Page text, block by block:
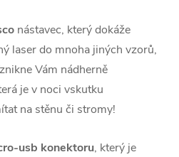
nástavec, který dokáže
laser do mnoha jiných vzorů,
Vám nádherně
je v noci vskutku
na stěnu či stromy!
usb konektoru, který je